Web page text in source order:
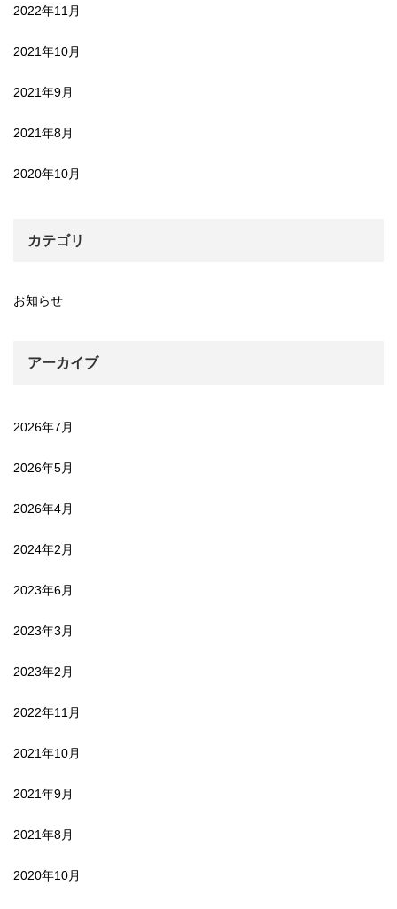
2022年11月
2021年10月
2021年9月
2021年8月
2020年10月
カテゴリ
お知らせ
アーカイブ
2026年7月
2026年5月
2026年4月
2024年2月
2023年6月
2023年3月
2023年2月
2022年11月
2021年10月
2021年9月
2021年8月
2020年10月